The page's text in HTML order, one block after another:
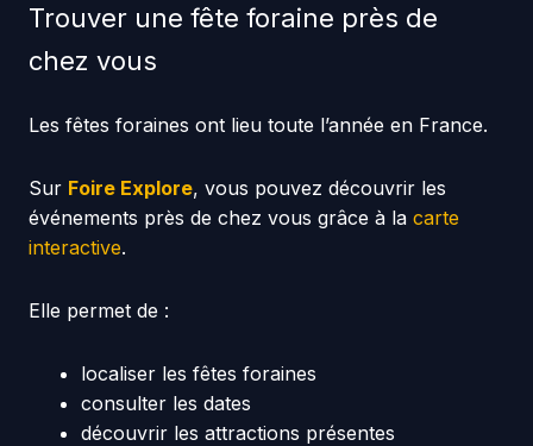
Trouver une fête foraine près de
chez vous
Les fêtes foraines ont lieu toute l’année en France.
Sur Foire Explore, vous pouvez découvrir les
événements près de chez vous grâce à la carte
interactive.
Elle permet de :
localiser les fêtes foraines
consulter les dates
découvrir les attractions présentes